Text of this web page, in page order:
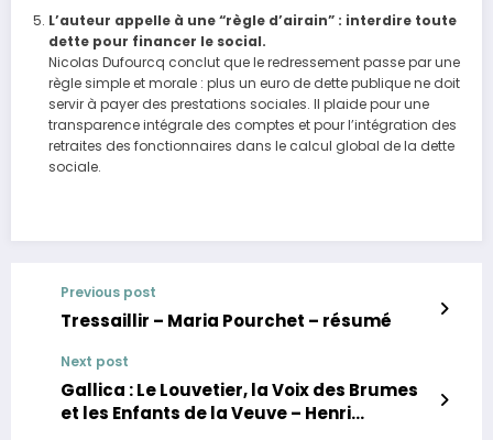
L’auteur appelle à une “règle d’airain” : interdire toute
dette pour financer le social.
Nicolas Dufourcq conclut que le redressement passe par une
règle simple et morale : plus un euro de dette publique ne doit
servir à payer des prestations sociales. Il plaide pour une
transparence intégrale des comptes et pour l’intégration des
retraites des fonctionnaires dans le calcul global de la dette
sociale.
Previous post
Tressaillir – Maria Pourchet – résumé
Next post
Gallica : Le Louvetier, la Voix des Brumes
et les Enfants de la Veuve – Henri